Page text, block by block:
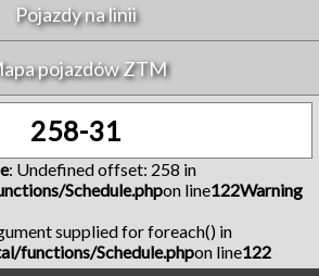
Pojazdy na linii
pojazdów ZTM
258-31
: Undefined offset: 258 in
Schedule.phpon line122Warning
supplied for foreach() in
functions/Schedule.phpon line122